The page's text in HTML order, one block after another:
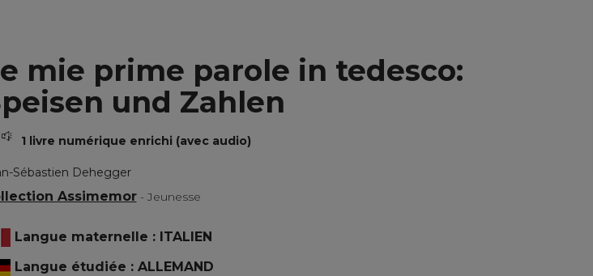
mie prime parole in tedesco:
und Zahlen
1 livre numérique enrichi (avec audio)
Sébastien Dehegger
Assimemor - Jeunesse
Langue maternelle : ITALIEN
Langue étudiée : ALLEMAND